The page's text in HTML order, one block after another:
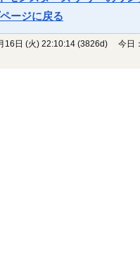
ージに戻る
16日 (火) 22:10:14 (3826d)
今日